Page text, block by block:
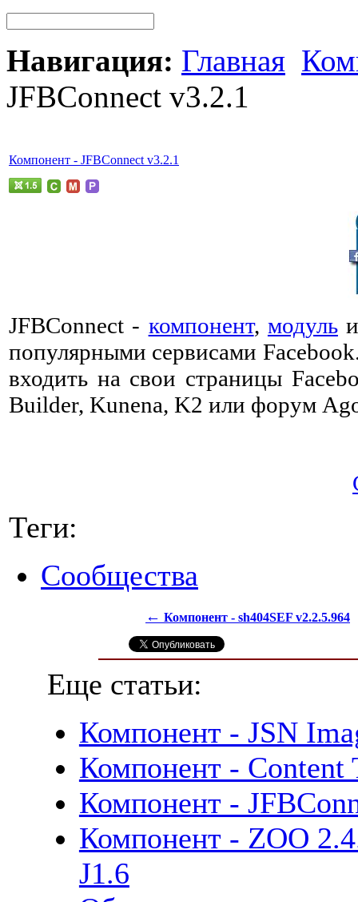
Навигация: Главная
JFBConnect v3.2.1
Компонент - JFBConnect v3.2.1
JFBConnect - компонент, модуль
популярными сервисами
входить на свои страницы
Builder, Kunena, K2 или форум
Теги:
Сообщества
← Компонент - sh404SEF v2.2.5.964
Еще статьи:
Компонент - JSN
Компонент - Content
Компонент -
Компонент - ZOO
J1.6